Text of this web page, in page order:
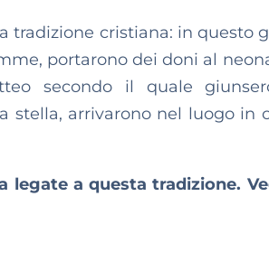
cristiana: in questo
portarono dei doni al
secondo il quale
stella, arrivarono nel luogo in
a questa tradizione.